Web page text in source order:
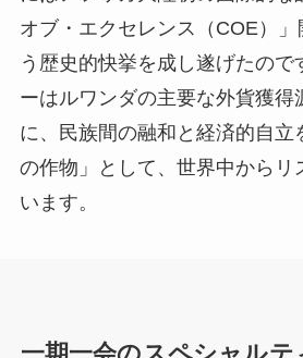
オブ・エクセレンス（COE）
う歴史的快挙を成し遂げたので
ーはルワンダの主要な外貨獲得
に、民族間の融和と経済的自立
の作物」として、世界中からリ
います。